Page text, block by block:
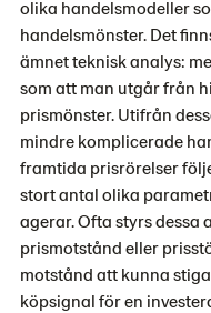
olika handelsmodeller
handelsmönster. Det
ämnet teknisk analys:
som att man utgår från
prismönster. Utifrån
mindre komplicerade
framtida prisrörelser
stort antal olika
agerar. Ofta styrs dessa
prismotstånd eller
motstånd att kunna
köpsignal för en